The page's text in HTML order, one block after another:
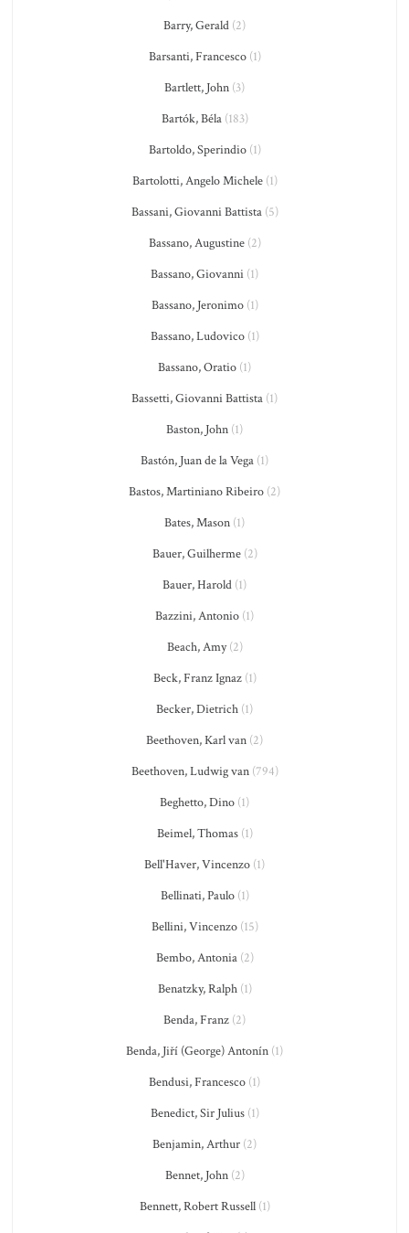
Barry, Gerald (2)
Barsanti, Francesco(1)
Bartlett, John (3)
Bartók, Béla(183)
Bartoldo, Sperindio(1)
Bartolotti, Angelo Michele(1)
Bassani, Giovanni Battista(5)
Bassano, Augustine(2)
Bassano, Giovanni (1)
Bassano, Jeronimo(1)
Bassano, Ludovico(1)
Bassano, Oratio (1)
Bassetti, Giovanni Battista (1)
Baston, John (1)
Bastón, Juan de la Vega (1)
Bastos, Martiniano Ribeiro (2)
Bates, Mason (1)
Bauer, Guilherme(2)
Bauer, Harold (1)
Bazzini, Antonio (1)
Beach, Amy(2)
Beck, Franz Ignaz(1)
Becker, Dietrich (1)
Beethoven, Karl van (2)
Beethoven, Ludwig van(794)
Beghetto, Dino (1)
Beimel, Thomas(1)
Bell'Haver, Vincenzo (1)
Bellinati, Paulo(1)
Bellini, Vincenzo(15)
Bembo, Antonia(2)
Benatzky, Ralph(1)
Benda, Franz (2)
Benda, Jiří (George) Antonín (1)
Bendusi, Francesco (1)
Benedict, Sir Julius(1)
Benjamin, Arthur (2)
Bennet, John(2)
Bennett, Robert Russell(1)